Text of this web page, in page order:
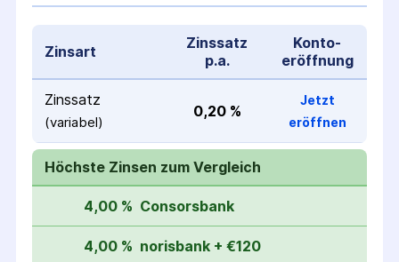
Zinsart
Zinssatz
p.a.
Konto­
eröffnung
Zinssatz
(variabel)
0,20 %
Jetzt
eröffnen
Höchste Zinsen zum Vergleich
4,00 % Consorsbank
4,00 % norisbank + €120